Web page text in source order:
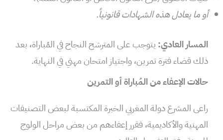
أو ما يعادل هذه الشهادات قانونياً.
المسار العادي: يتوجب على المترشح النجاح في المُباراة، بعد
ذلك قضاء فترة تمرين، واجتياز امتحان مهني في النهاية.
حالات الإعفاء من المُباراة أو التمرين
راعى المشرع دولة المغربي الخبرة المكتسبة لبعض التصنيفات
المهنية والأكاديمية، فقرر إعفاءهم من بعض مراحل الولوج